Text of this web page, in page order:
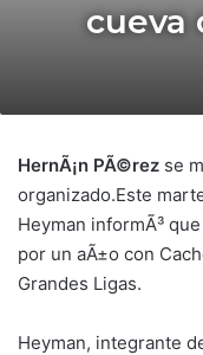
cueva
HernÃ¡n PÃ©rez se
organizado.Este
Heyman informÃ³
por un aÃ±o con
Grandes Ligas.
Heyman, integrante